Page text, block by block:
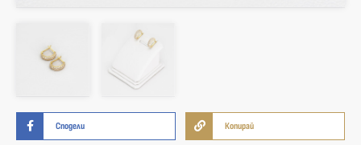
Сподели Копирай